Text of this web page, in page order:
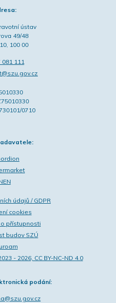
ústav
49/48
100 00
081 111
0710
údajů / GDPR
cookies
přístupnosti
budov SZÚ
- 2026, CC BY-NC-ND 4.0
podání: